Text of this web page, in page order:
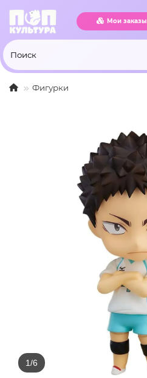
Мои заказы
Фигурки